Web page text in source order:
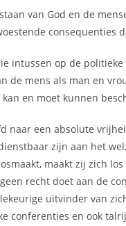
van God en de
consequenties
intussen op de
de mens als man en
en moet kunnen
naar een absolute
zijn aan het
maakt zij zich
recht doet aan de
uitvinder van
conferenties en ook